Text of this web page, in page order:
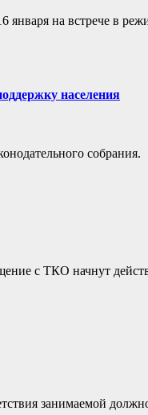
января на встрече в
населения
собрания.
с ТКО начнут
занимаемой